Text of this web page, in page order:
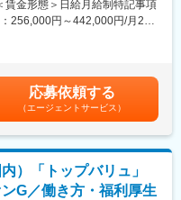
関東を拠点としたイベント業
／イベント対応により休日出
制度（8時～22時の間で任意
、原料・製品の品質確認およ
検査、各種記録類の確認
が発生します。
賃金形態＞日給月給制特記事項
256,000円～442,000円/月20
て上下する可能性がありま
表記です。
応募依頼する
（エージェントサービス）
）「トップバリュ」
G／働き方・福利厚生